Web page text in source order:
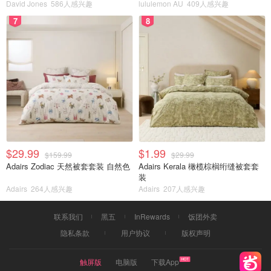
David Jones 586人感兴趣 lululemon AU 409人感兴趣
7
$29.99 $159.99
Adairs Zodiac 天然被套套装 自然色
Adairs 264人感兴趣
8
$1.99 $29.99
Adairs Kerala 橄榄棕榈绗缝被套套
装
Adairs 207人感兴趣
联系我们 黑五 InRewards
饭团外卖
隐私条款
用户协议 版权声明
触屏版 电脑版 下载App